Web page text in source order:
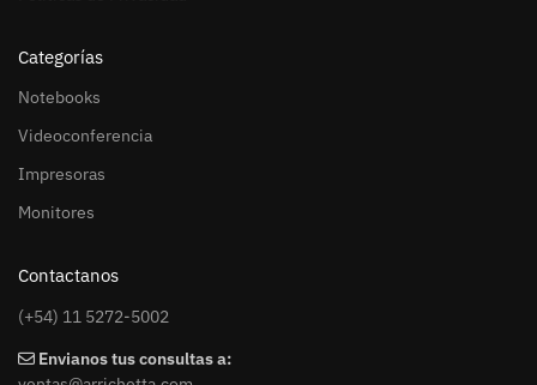
Categorías
Notebooks
Videoconferencia
Impresoras
Monitores
Contactanos
(+54) 11 5272-5002
Envianos tus consultas a: